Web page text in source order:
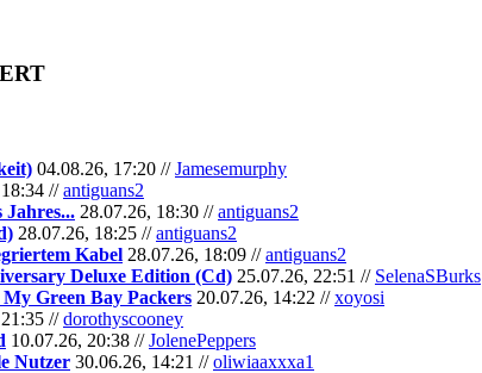
04.08.26, 17:20 //Jamesemurphy
//antiguans2
Jahres... 28.07.26, 18:30 //antiguans2
28.07.26, 18:25 //antiguans2
Kabel 28.07.26, 18:09 //antiguans2
Deluxe Edition (Cd) 25.07.26, 22:51 // SelenaSBurks
Green Bay Packers 20.07.26, 14:22 //xoyosi
//dorothyscooney
10.07.26, 20:38 //JolenePeppers
Nutzer 30.06.26, 14:21 //oliwiaaxxxa1